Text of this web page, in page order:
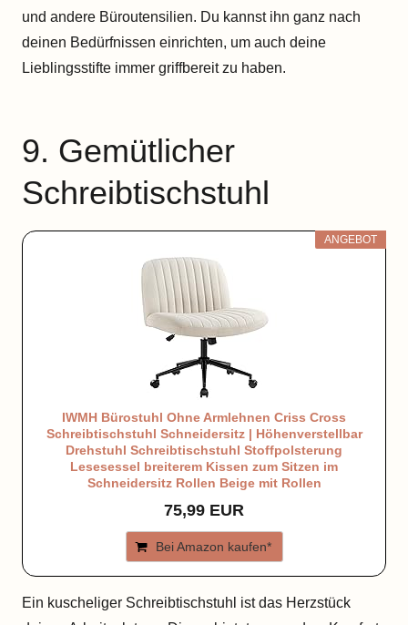
und andere Büroutensilien. Du kannst ihn ganz nach
deinen Bedürfnissen einrichten, um auch deine
Lieblingsstifte immer griffbereit zu haben.
9. Gemütlicher
Schreibtischstuhl
ANGEBOT
IWMH Bürostuhl Ohne Armlehnen Criss Cross
Schreibtischstuhl Schneidersitz | Höhenverstellbar
Drehstuhl Schreibtischstuhl Stoffpolsterung
Lesesessel breiterem Kissen zum Sitzen im
Schneidersitz Rollen Beige mit Rollen
75,99 EUR
Bei Amazon kaufen*
Ein kuscheliger Schreibtischstuhl ist das Herzstück